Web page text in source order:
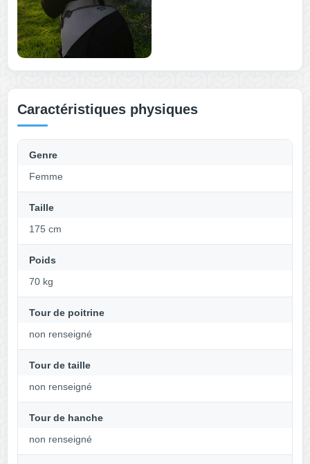
Caractéristiques physiques
Genre
Femme
Taille
175 cm
Poids
70 kg
Tour de poitrine
non renseigné
Tour de taille
non renseigné
Tour de hanche
non renseigné